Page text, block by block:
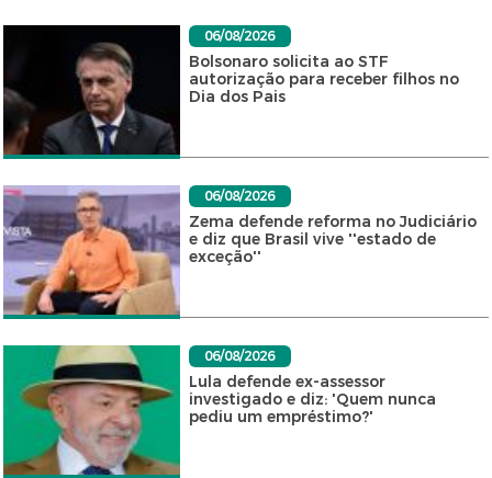
06/08/2026
Bolsonaro solicita ao STF
autorização para receber filhos no
Dia dos Pais
06/08/2026
Zema defende reforma no Judiciário
e diz que Brasil vive ''estado de
exceção''
06/08/2026
Lula defende ex-assessor
investigado e diz: 'Quem nunca
pediu um empréstimo?'